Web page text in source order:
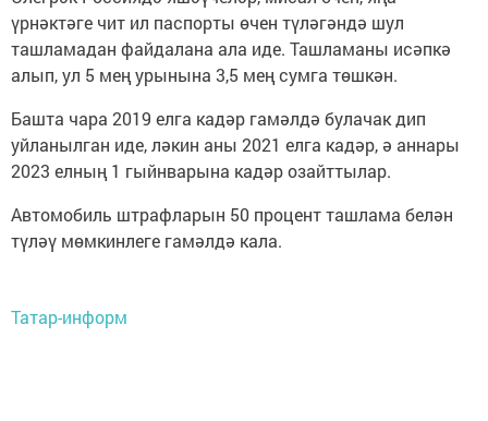
үрнәктәге чит ил паспорты өчен түләгәндә шул
ташламадан файдалана ала иде. Ташламаны исәпкә
алып, ул 5 мең урынына 3,5 мең сумга төшкән.
Башта чара 2019 елга кадәр гамәлдә булачак дип
уйланылган иде, ләкин аны 2021 елга кадәр, ә аннары
2023 елның 1 гыйнварына кадәр озайттылар.
Автомобиль штрафларын 50 процент ташлама белән
түләү мөмкинлеге гамәлдә кала.
Татар-информ